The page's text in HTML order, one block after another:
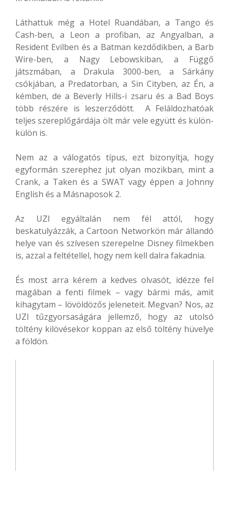
Láthattuk még a Hotel Ruandában, a Tango és
Cash-ben, a Leon a profiban, az Angyalban, a
Resident Evilben és a Batman kezdődikben, a Barb
Wire-ben, a Nagy Lebowskiban, a Függő
játszmában, a Drakula 3000-ben, a Sárkány
csókjában, a Predatorban, a Sin Cityben, az Én, a
kémben, de a Beverly Hills-i zsaru és a Bad Boys
több részére is leszerződött. A Feláldozhatóak
teljes szereplőgárdája ölt már vele együtt és külön-
külön is.
Nem az a válogatós típus, ezt bizonyítja, hogy
egyformán szerephez jut olyan mozikban, mint a
Crank, a Taken és a SWAT vagy éppen a Johnny
English és a Másnaposok 2.
Az UZI egyáltalán nem fél attól, hogy
beskatulyázzák, a Cartoon Networkön már állandó
helye van és szívesen szerepelne Disney filmekben
is, azzal a feltétellel, hogy nem kell dalra fakadnia.
És most arra kérem a kedves olvasót, idézze fel
magában a fenti filmek – vagy bármi más, amit
kihagytam – lövöldözős jeleneteit. Megvan? Nos, az
UZI tűzgyorsaságára jellemző, hogy az utolsó
töltény kilövésekor koppan az első töltény hüvelye
a földön.